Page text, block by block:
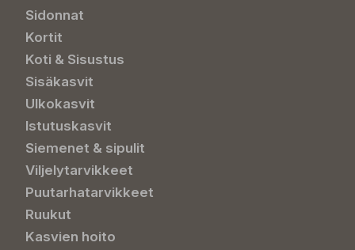
Sidonnat
Kortit
Koti & Sisustus
Sisäkasvit
Ulkokasvit
Istutuskasvit
Siemenet & sipulit
Viljelytarvikkeet
Puutarhatarvikkeet
Ruukut
Kasvien hoito